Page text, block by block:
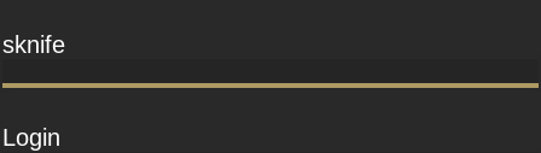
sknife
Login